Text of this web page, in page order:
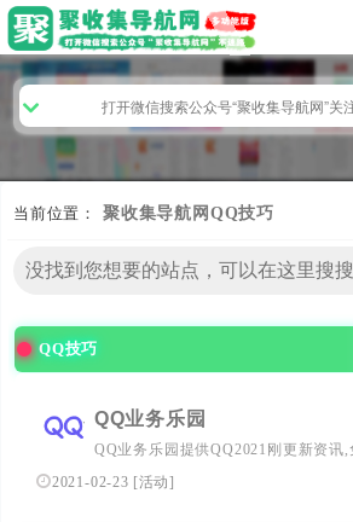
当前位置： 聚收集导航网 QQ技巧
QQ技巧
QQ业务乐园
QQ业务乐园提供QQ2021刚更新资讯
费qq秀,免费qq业务,免费qq会员,图标
2021-02-23 [活动]